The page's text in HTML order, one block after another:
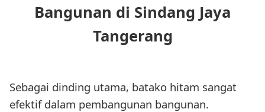
Bangunan di Sindang Jaya
Tangerang
Sebagai dinding utama, batako hitam sangat
efektif dalam pembangunan bangunan.